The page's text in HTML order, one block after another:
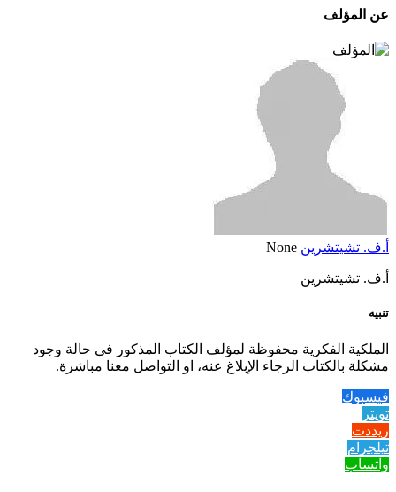
عن المؤلف
أ.ف. تشيتشرين None
أ.ف. تشيتشرين
تنبيه
الملكية الفكرية محفوظة لمؤلف الكتاب المذكور فى حالة وجود
مشكلة بالكتاب الرجاء الإبلاغ عنه، او التواصل معنا مباشرة.
فيسبوك
تويتر
ريددت
تيلجرام
واتساب